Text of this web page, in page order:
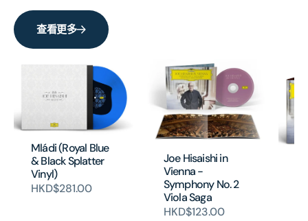
查看更多
Mládi (Royal Blue
& Black Splatter
Vinyl)
HKD$281.00
Joe Hisaishi in
Vienna -
Symphony No. 2
Viola Saga
HKD$123.00